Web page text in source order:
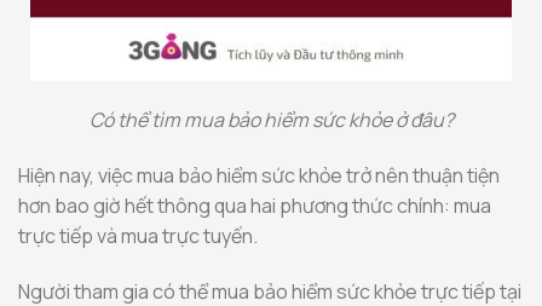
Có thể tìm mua bảo hiểm sức khỏe ở đâu?
Hiện nay, việc mua bảo hiểm sức khỏe trở nên thuận tiện
hơn bao giờ hết thông qua hai phương thức chính: mua
trực tiếp và mua trực tuyến.
Người tham gia có thể mua bảo hiểm sức khỏe trực tiếp tại